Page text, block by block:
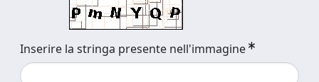
Inserire la stringa presente nell'immagine